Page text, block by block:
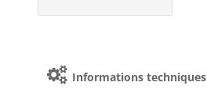
Informations techniques